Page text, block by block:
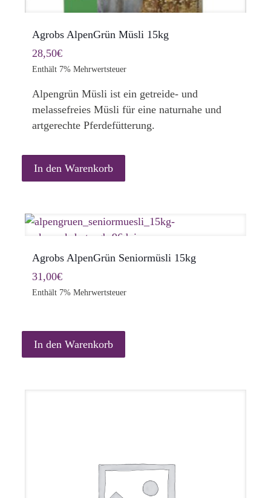
Agrobs AlpenGrün Müsli 15kg
28,50€
Enthält 7% Mehrwertsteuer
Alpengrün Müsli ist ein getreide- und
melassefreies Müsli für eine naturnahe und
artgerechte Pferdefütterung.
In den Warenkorb
Agrobs AlpenGrün Seniormüsli 15kg
31,00€
Enthält 7% Mehrwertsteuer
In den Warenkorb